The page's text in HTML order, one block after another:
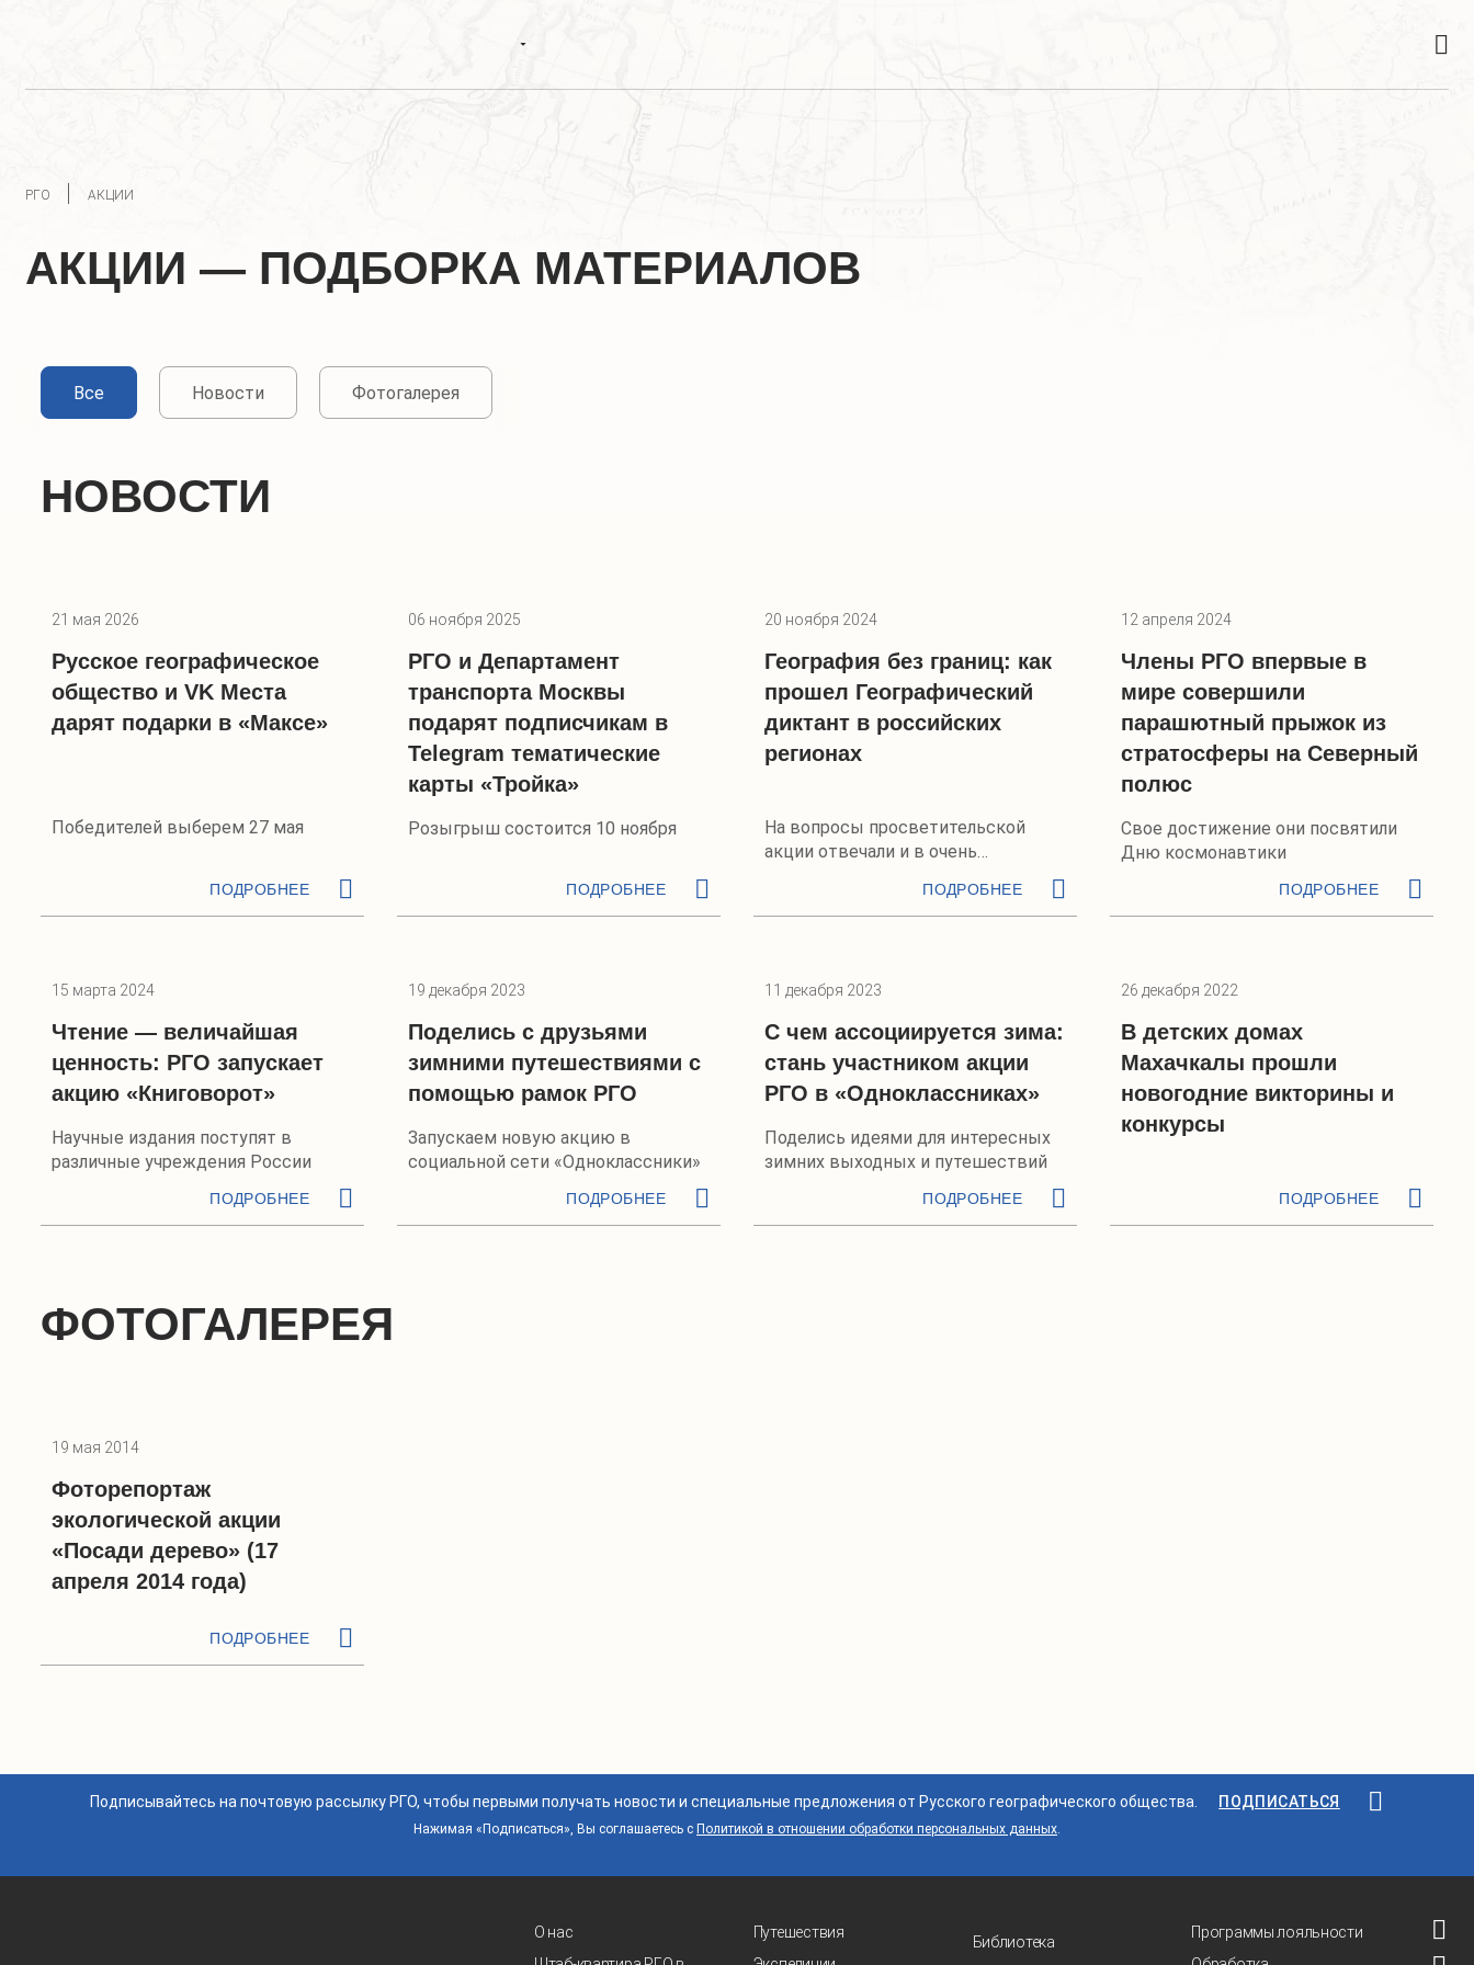
РГО АКЦИИ
АКЦИИ — ПОДБОРКА МАТЕРИАЛОВ
Все Новости Фотогалерея
НОВОСТИ
21 мая 2026
Русское географическое
общество и VK Места
дарят подарки в «Максе»
Победителей выберем 27 мая
ПОДРОБНЕЕ
06 ноября 2025
РГО и Департамент
транспорта Москвы
подарят подписчикам в
Telegram тематические
карты «Тройка»
Розыгрыш состоится 10 ноября
ПОДРОБНЕЕ
20 ноября 2024
География без границ: как
прошел Географический
диктант в российских
регионах
На вопросы просветительской
акции отвечали и в очень
ПОДРОБНЕЕ
12 апреля 2024
Члены РГО впервые в
мире совершили
парашютный прыжок из
стратосферы на Северный
полюс
Свое достижение они посвятили
Дню космонавтики
ПОДРОБНЕЕ
15 марта 2024
Чтение — величайшая
ценность: РГО запускает
акцию «Книговорот»
Научные издания поступят в
различные учреждения России
ПОДРОБНЕЕ
19 декабря 2023
Поделись с друзьями
зимними путешествиями с
помощью рамок РГО
Запускаем новую акцию в
социальной сети «Одноклассники»
ПОДРОБНЕЕ
11 декабря 2023
С чем ассоциируется зима:
стань участником акции
РГО в «Одноклассниках»
Поделись идеями для интересных
зимних выходных и путешествий
ПОДРОБНЕЕ
26 декабря 2022
В детских домах
Махачкалы прошли
новогодние викторины и
конкурсы
ПОДРОБНЕЕ
ФОТОГАЛЕРЕЯ
19 мая 2014
Фоторепортаж
экологической акции
«Посади дерево» (17
апреля 2014 года)
ПОДРОБНЕЕ
Подписывайтесь на почтовую рассылку РГО, чтобы первыми получать новости и специальные предложения от Русского географического общества. ПОДПИСАТЬСЯ
Нажимая «Подписаться», Вы соглашаетесь с Политикой в отношении обработки персональных данных.
О нас
Путешествия
Библиотека
Программы лояльности